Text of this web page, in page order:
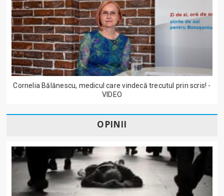
Cornelia Bălănescu, medicul care vindecă trecutul prin scris! -
VIDEO
OPINII